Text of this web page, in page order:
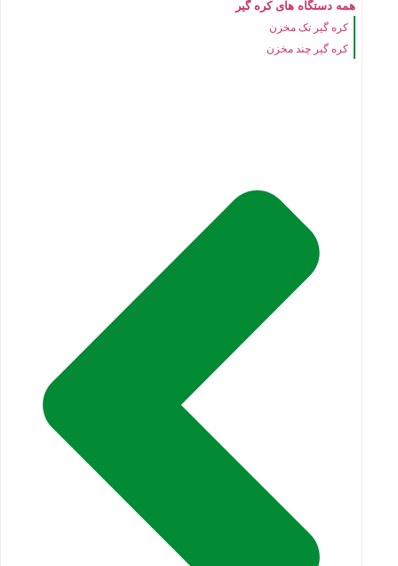
همه دستگاه های کره گیر
کره گیر تک مخزن
کره گیر چند مخزن